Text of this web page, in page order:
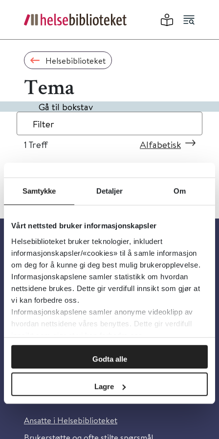
Samtykke Detaljer Om
Vårt nettsted bruker informasjonskapsler
Helsebiblioteket bruker teknologier, inkludert
informasjonskapsler/«cookies» til å samle informasjon
om deg for å kunne gi deg best mulig brukeropplevelse.
Informasjonskapslene samler statistikk om hvordan
nettsidene brukes. Dette gir verdifull innsikt som gjør at
vi kan forbedre oss.
Informasjonskapslene samler anonyme videoklipp av
hvordan nettsidene våres benyttes. Dette gir verdifull
innsikt som gjør at vi kan forbedre oss.
Godta alle
Lagre
Helsebiblioteket
Tema
Gå til bokstav
Filter
1 Treff Alfabetisk
Om oss
Om Helsebiblioteket
Personvern og informasjonskapsler
Tilgjengelighetserklæring
Information in English
Ansatte i Helsebiblioteket